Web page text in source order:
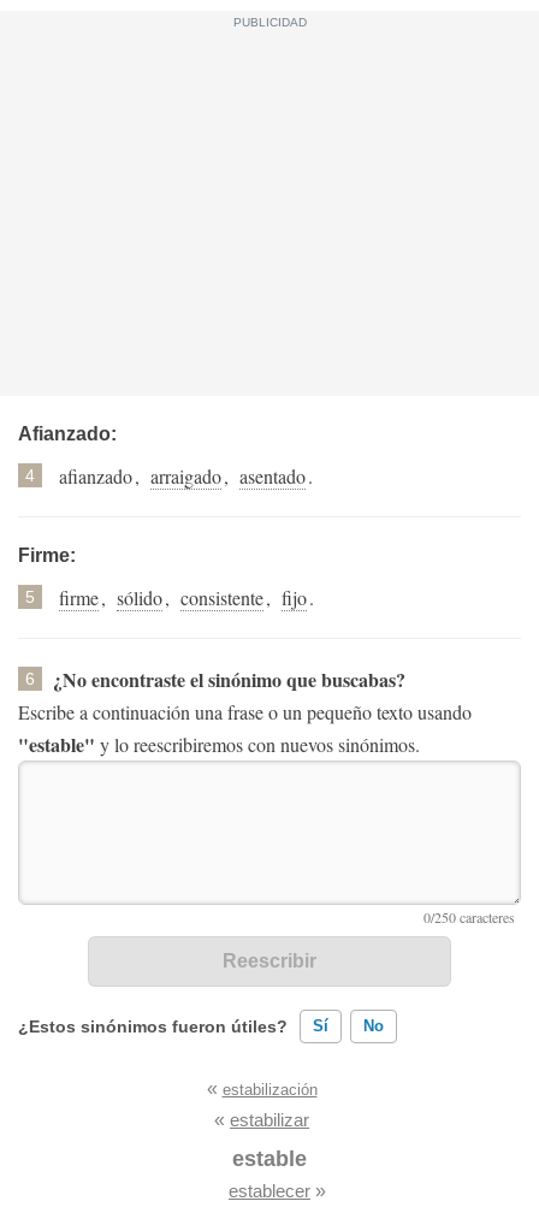
Afianzado:
4 afianzado, arraigado, asentado.
Firme:
5 firme, sólido, consistente, fijo.
6 ¿No encontraste el sinónimo que buscabas?
Escribe a continuación una frase o un pequeño texto usando
"estable" y lo reescribiremos con nuevos sinónimos.
¿Estos sinónimos fueron útiles? Sí No
Existen sinónimos incorrectos
Ninguno de los sinónimos presentados me ayudó
« estabilización
« estabilizar
estable
establecer »